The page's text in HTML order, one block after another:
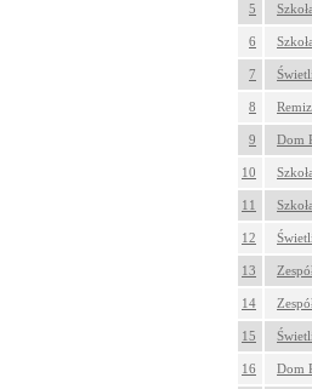
5
6
7
8
9 Dom
10
11
12
13
14
15
16 Dom